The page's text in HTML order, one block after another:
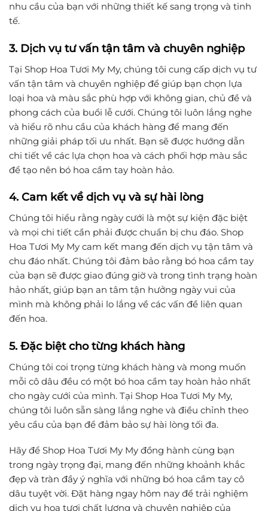
nhu cầu của bạn với những thiết kế sang trọng và tinh
tế.
3. Dịch vụ tư vấn tận tâm và chuyên nghiệp
Tại Shop Hoa Tươi My My, chúng tôi cung cấp dịch vụ tư
vấn tận tâm và chuyên nghiệp để giúp bạn chọn lựa
loại hoa và màu sắc phù hợp với không gian, chủ đề và
phong cách của buổi lễ cưới. Chúng tôi luôn lắng nghe
và hiểu rõ nhu cầu của khách hàng để mang đến
những giải pháp tối ưu nhất. Bạn sẽ được hướng dẫn
chi tiết về các lựa chọn hoa và cách phối hợp màu sắc
để tạo nên bó hoa cầm tay hoàn hảo.
4. Cam kết về dịch vụ và sự hài lòng
Chúng tôi hiểu rằng ngày cưới là một sự kiện đặc biệt
và mọi chi tiết cần phải được chuẩn bị chu đáo. Shop
Hoa Tươi My My cam kết mang đến dịch vụ tận tâm và
chu đáo nhất. Chúng tôi đảm bảo rằng bó hoa cầm tay
của bạn sẽ được giao đúng giờ và trong tình trạng hoàn
hảo nhất, giúp bạn an tâm tận hưởng ngày vui của
mình mà không phải lo lắng về các vấn đề liên quan
đến hoa.
5. Đặc biệt cho từng khách hàng
Chúng tôi coi trọng từng khách hàng và mong muốn
mỗi cô dâu đều có một bó hoa cầm tay hoàn hảo nhất
cho ngày cưới của mình. Tại Shop Hoa Tươi My My,
chúng tôi luôn sẵn sàng lắng nghe và điều chỉnh theo
yêu cầu của bạn để đảm bảo sự hài lòng tối đa.
Hãy để Shop Hoa Tươi My My đồng hành cùng bạn
trong ngày trọng đại, mang đến những khoảnh khắc
đẹp và tràn đầy ý nghĩa với những bó hoa cầm tay cô
dâu tuyệt vời. Đặt hàng ngay hôm nay để trải nghiệm
dịch vụ hoa tươi chất lượng và chuyên nghiệp của